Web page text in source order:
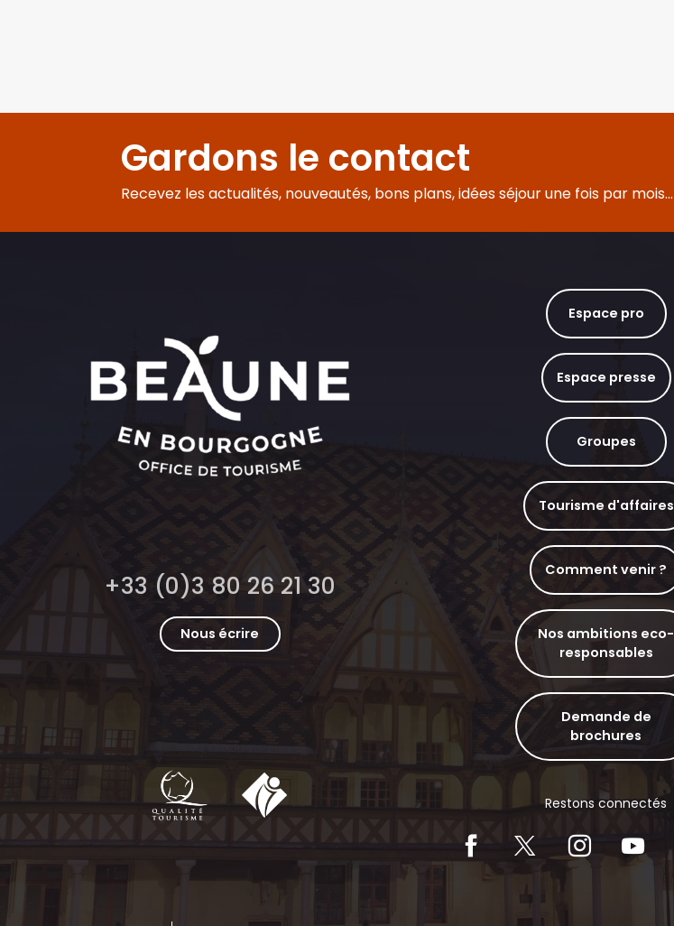
Gardons le contact
Recevez les actualités, nouveautés, bons plans, idées séjour une fois par mois...
+33 (0)3 80 26 21 30
Nous écrire
Espace pro
Espace presse
Groupes
Tourisme d'affaires
Comment venir ?
Nos ambitions eco-
responsables
Demande de
brochures
Restons connectés